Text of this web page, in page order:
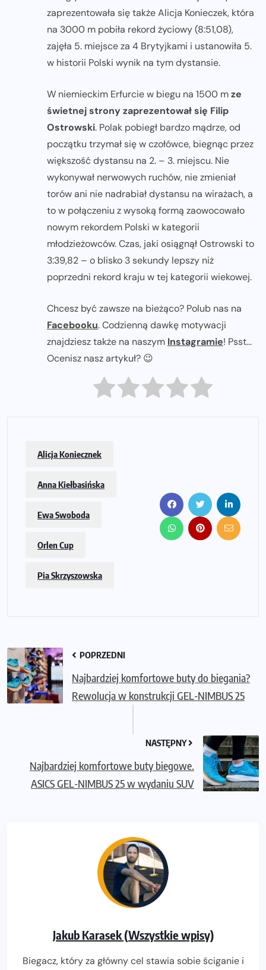
zaprezentowała się także Alicja Konieczek, która
na 3000 m pobiła rekord życiowy (8:51,08),
zajęła 5. miejsce za 4 Brytyjkami i ustanowiła 5.
w historii Polski wynik na tym dystansie.
W niemieckim Erfurcie w biegu na 1500 mze
świetnej strony zaprezentował się Filip
Ostrowski. Polak pobiegł bardzo mądrze, od
początku trzymał się w czołówce, biegnąc przez
większość dystansu na 2. – 3. miejscu. Nie
wykonywał nerwowych ruchów, nie zmieniał
torów ani nie nadrabiał dystansu na wirażach, a
to w połączeniu z wysoką formą zaowocowało
nowym rekordem Polski w kategorii
młodzieżowców. Czas, jaki osiągnął Ostrowski to
3:39,82 – o blisko 3 sekundy lepszy niż
poprzedni rekord kraju w tej kategorii wiekowej.
Chcesz być zawsze na bieżąco? Polub nas na
Facebooku. Codzienną dawkę motywacji
znajdziesz także na naszym Instagramie! Psst...
Ocenisz nasz artykuł? 😉
Alicja Koniecznek
Anna Kiełbasińska
Ewa Swoboda
Orlen Cup
Pia Skrzyszowska
POPRZEDNI
Najbardziej komfortowe buty do biegania?
Rewolucja w konstrukcji GEL-NIMBUS 25
NASTĘPNY
Najbardziej komfortowe buty biegowe.
ASICS GEL-NIMBUS 25 w wydaniu SUV
Jakub Karasek (Wszystkie wpisy)
Biegacz, który za główny cel stawia sobie ściganie i